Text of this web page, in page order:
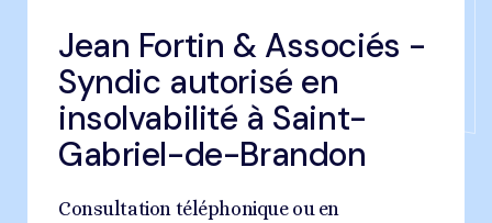
d'ariane
Accueil Trouvez un bureau
Saint-Gabriel-de-Brandon
Trustpilot
Jean Fortin & Associés -
Syndic autorisé en
insolvabilité à Saint-
Gabriel-de-Brandon
Consultation téléphonique ou en